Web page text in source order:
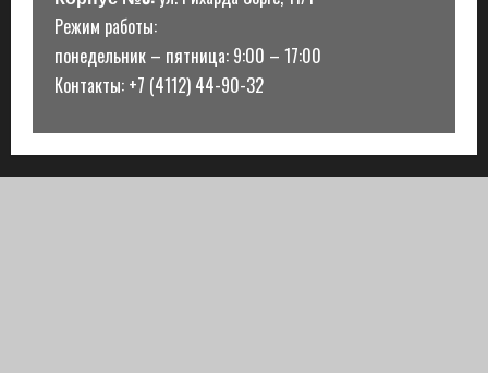
Режим работы:
понедельник – пятница: 9:00 – 17:00
Контакты: +7 (4112) 44-90-32